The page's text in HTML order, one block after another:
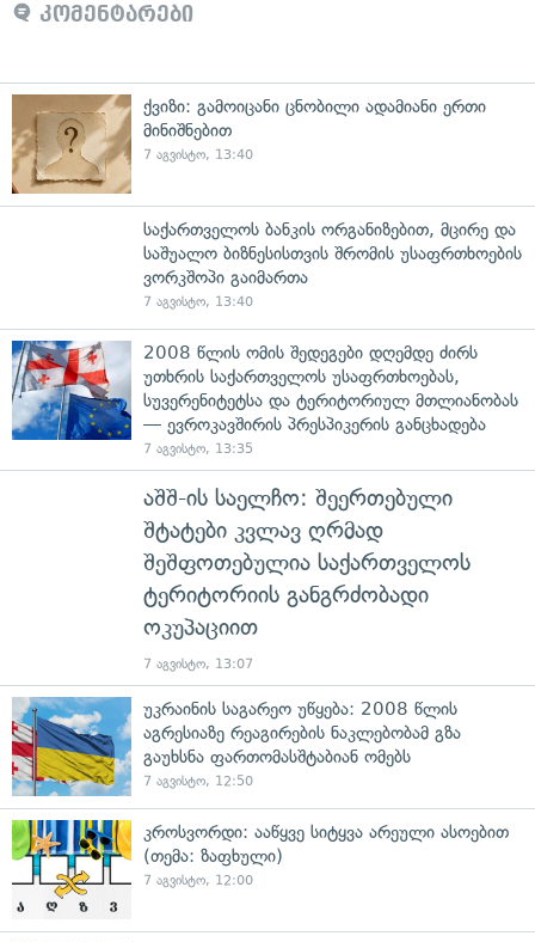
კომენტარები
ქვიზი: გამოიცანი ცნობილი ადამიანი ერთი
მინიშნებით
7 აგვისტო, 13:40
საქართველოს ბანკის ორგანიზებით, მცირე და
საშუალო ბიზნესისთვის შრომის უსაფრთხოების
ვორკშოპი გაიმართა
7 აგვისტო, 13:40
2008 წლის ომის შედეგები დღემდე ძირს
უთხრის საქართველოს უსაფრთხოებას,
სუვერენიტეტსა და ტერიტორიულ მთლიანობას
— ევროკავშირის პრესპიკერის განცხადება
7 აგვისტო, 13:35
აშშ-ის საელჩო: შეერთებული
შტატები კვლავ ღრმად
შეშფოთებულია საქართველოს
ტერიტორიის განგრძობადი
ოკუპაციით
7 აგვისტო, 13:07
უკრაინის საგარეო უწყება: 2008 წლის
აგრესიაზე რეაგირების ნაკლებობამ გზა
გაუხსნა ფართომასშტაბიან ომებს
7 აგვისტო, 12:50
კროსვორდი: ააწყვე სიტყვა არეული ასოებით
(თემა: ზაფხული)
7 აგვისტო, 12:00